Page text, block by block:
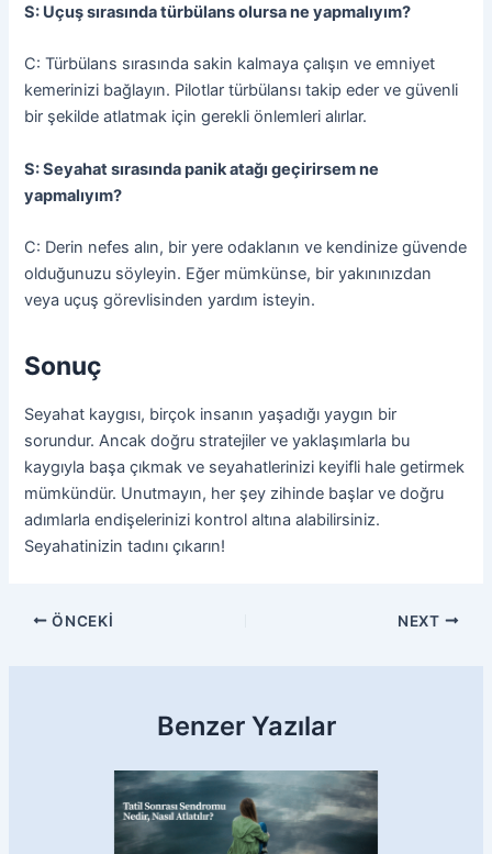
S: Uçuş sırasında türbülans olursa ne yapmalıyım?
C: Türbülans sırasında sakin kalmaya çalışın ve emniyet
kemerinizi bağlayın. Pilotlar türbülansı takip eder ve güvenli
bir şekilde atlatmak için gerekli önlemleri alırlar.
S: Seyahat sırasında panik atağı geçirirsem ne
yapmalıyım?
C: Derin nefes alın, bir yere odaklanın ve kendinize güvende
olduğunuzu söyleyin. Eğer mümkünse, bir yakınınızdan
veya uçuş görevlisinden yardım isteyin.
Sonuç
Seyahat kaygısı, birçok insanın yaşadığı yaygın bir
sorundur. Ancak doğru stratejiler ve yaklaşımlarla bu
kaygıyla başa çıkmak ve seyahatlerinizi keyifli hale getirmek
mümkündür. Unutmayın, her şey zihinde başlar ve doğru
adımlarla endişelerinizi kontrol altına alabilirsiniz.
Seyahatinizin tadını çıkarın!
ÖNCEKI NEXT
Benzer Yazılar